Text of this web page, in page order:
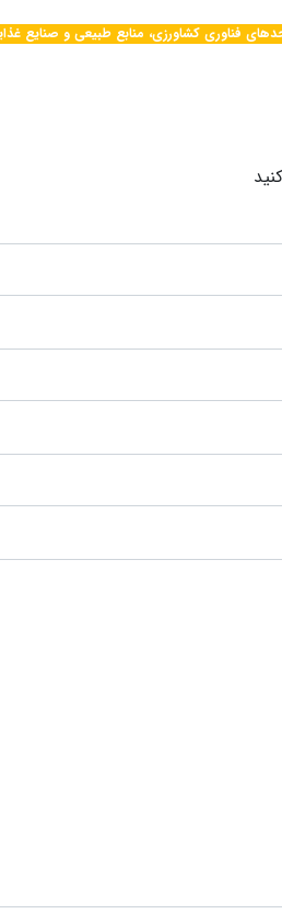
فناوری کشاورزی، منابع طبیعی و صنایع